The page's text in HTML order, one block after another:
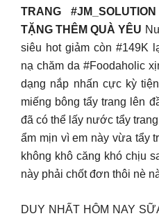
TRANG
TẶNG THÊM QUÀ YÊU
siêu hot giảm còn #149K
nạ chăm da #Foodaholic
dạng nắp nhấn cực kỳ
miếng bông tẩy trang lên
đã có thể lấy nước tẩy
ẩm mịn vì em này vừa tẩy
không khô căng khó chịu
này phải chốt đơn thôi nè
DUY NHẤT HÔM NAY